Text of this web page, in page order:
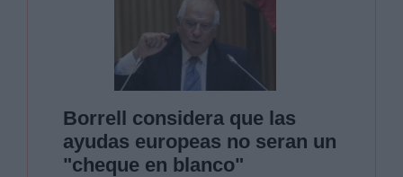
Borrell considera que las
ayudas europeas no seran un
"cheque en blanco"